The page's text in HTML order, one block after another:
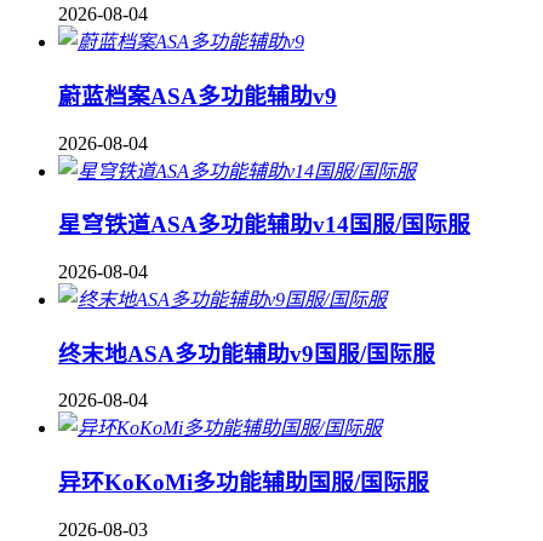
2026-08-04
蔚蓝档案ASA多功能辅助v9
2026-08-04
星穹铁道ASA多功能辅助v14国服/国际服
2026-08-04
终末地ASA多功能辅助v9国服/国际服
2026-08-04
异环KoKoMi多功能辅助国服/国际服
2026-08-03